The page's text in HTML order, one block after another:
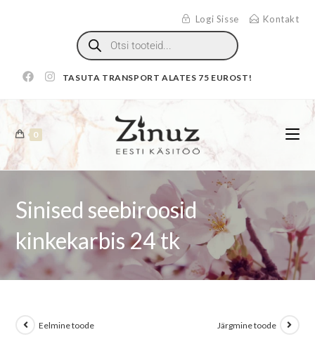
Logi Sisse Kontakt
TASUTA TRANSPORT ALATES 75 EUROST!
0
Sinised seebiroosid
kinkekarbis 24 tk
Eelmine toode Järgmine toode